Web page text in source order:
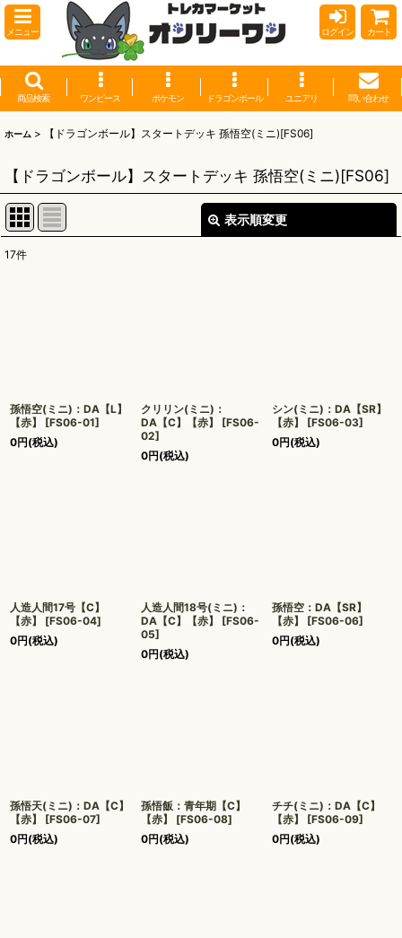
メニュー ログイン カート
商品検索 ワンピース ポケモン ドラゴンボール ユニアリ 問い合わせ
ホーム > 【ドラゴンボール】スタートデッキ 孫悟空(ミニ)[FS06]
【ドラゴンボール】スタートデッキ 孫悟空(ミニ)[FS06]
表示順変更
17件
孫悟空(ミニ)：DA【L】
【赤】
[FS06-01]
0円(税込)
クリリン(ミニ)：
DA【C】【赤】
[FS06-
02]
0円(税込)
シン(ミニ)：DA【SR】
【赤】
[FS06-03]
0円(税込)
人造人間17号【C】
【赤】
[FS06-04]
0円(税込)
人造人間18号(ミニ)：
DA【C】【赤】
[FS06-
05]
0円(税込)
孫悟空：DA【SR】
【赤】
[FS06-06]
0円(税込)
孫悟天(ミニ)：DA【C】
【赤】
[FS06-07]
0円(税込)
孫悟飯：青年期【C】
【赤】
[FS06-08]
0円(税込)
チチ(ミニ)：DA【C】
【赤】
[FS06-09]
0円(税込)